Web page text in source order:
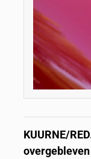
KUURNE/